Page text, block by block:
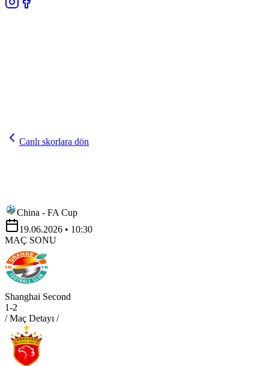
Canlı skorlara dön
China - FA Cup
19.06.2026 • 10:30
MAÇ SONU
Shanghai Second
1-2
/ Maç Detayı /